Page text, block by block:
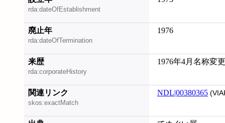
rda:dateOfEstablishment
廃止年
rda:dateOfTermination
1976
来歴
rda:corporateHistory
1976年4月名称変更
関連リンク
skos:exactMatch
NDL|00380365